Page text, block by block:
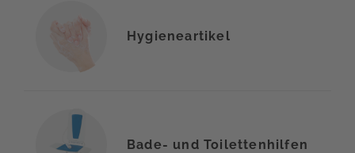
Hygieneartikel
Bade- und Toilettenhilfen